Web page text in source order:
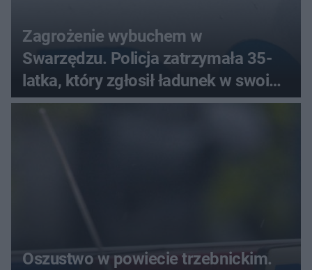
Zagrożenie wybuchem w
Swarzędzu. Policja zatrzymała 35-
latka, który zgłosił ładunek w swoim
aucie
Oszustwo w powiecie trzebnickim.